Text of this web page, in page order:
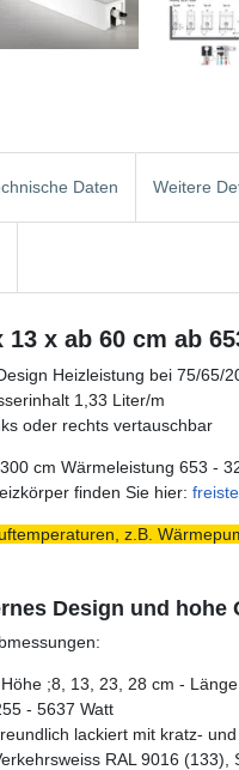
Daten Weitere
13 x ab 60 cm ab
Heizleistung bei 75/65/
1,33 Liter/m
oder rechts vertauschbar
cm Wärmeleistung 653 -
finden Sie hier:
z.B.
Design und hohe
;8, 13, 23, 28 cm -
- 5637 Watt
lackiert mit kratz-
RAL 9016